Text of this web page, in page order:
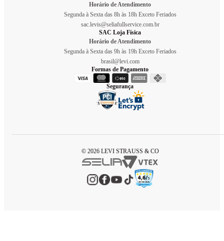
Horário de Atendimento
Segunda à Sexta das 8h às 18h Exceto Feriados
sac.levis@seliafullservice.com.br
SAC Loja Física
Horário de Atendimento
Segunda à Sexta das 9h às 19h Exceto Feriados
brasil@levi.com
Formas de Pagamento
Segurança
© 2026 LEVI STRAUSS & CO